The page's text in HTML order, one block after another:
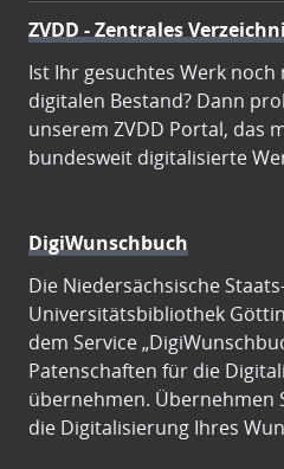
ZVDD - Zentrales
Ist Ihr gesuchtes Werk
digitalen Bestand? Dann
unserem ZVDD Portal, das
bundesweit digitalisierte
DigiWunschbuch
Die Niedersächsische
Universitätsbibliothek
dem Service
Patenschaften für die
übernehmen. Übernehmen
die Digitalisierung Ihres